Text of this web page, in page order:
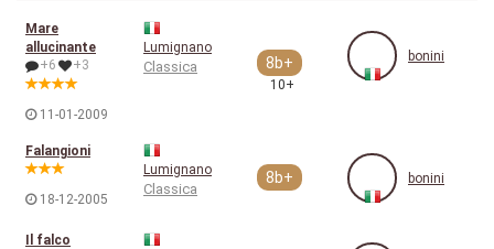
Mare
allucinante
+6
+3
11-01-2009
Lumignano
Classica 8b+
10+
bonini
Falangioni
18-12-2005
Lumignano
Classica
8b+ bonini
Il falco